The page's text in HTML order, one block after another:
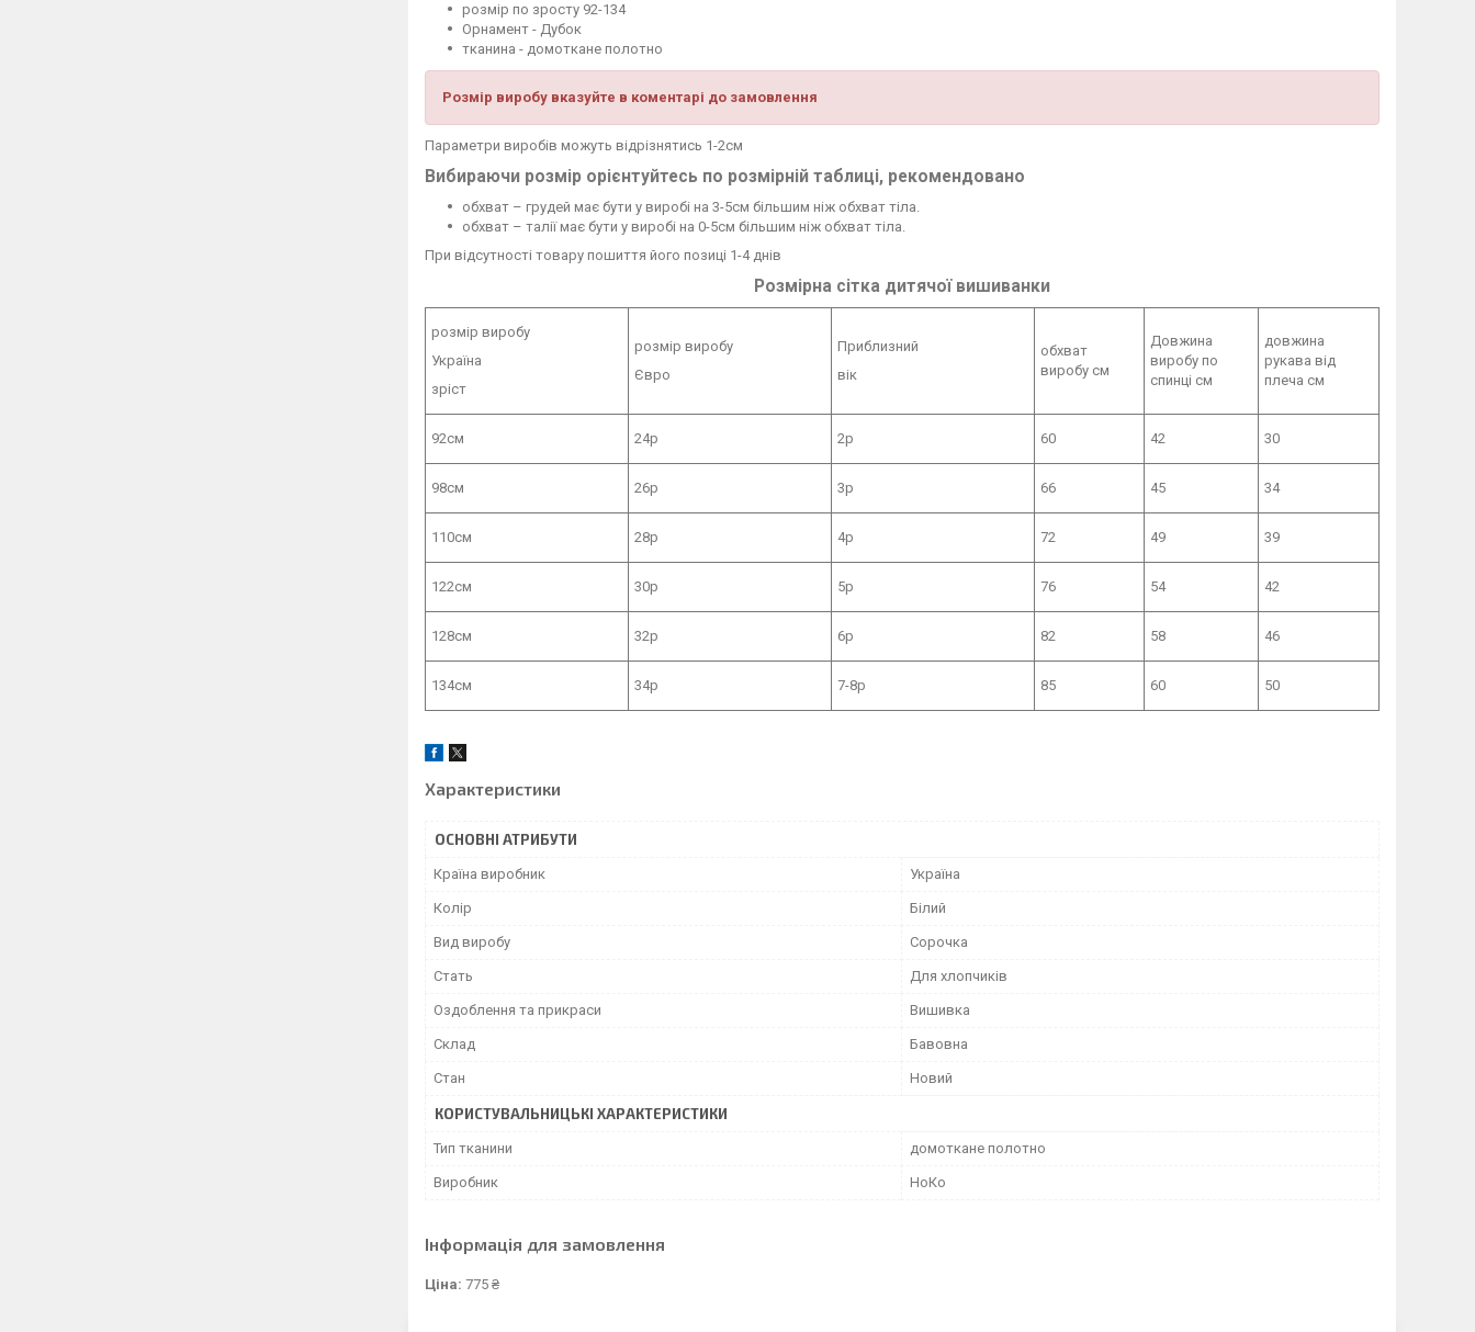
розмір по зросту 92-134
Орнамент - Дубок
тканина - домоткане полотно
Розмір виробу вказуйте в коментарі до замовлення
Параметри виробів можуть відрізнятись 1-2см
Вибираючи розмір орієнтуйтесь по розмірній таблиці, рекомендовано
обхват – грудей має бути у виробі на 3-5см більшим ніж обхват тіла.
обхват – талії має бути у виробі на 0-5см більшим ніж обхват тіла.
При відсутності товару пошиття його позиці 1-4 днів
Розмірна сітка дитячої вишиванки
розмір виробу
Україна
зріст
розмір виробу
Євро
Приблизний
вік
обхват
виробу см
Довжина
виробу по
спинці см
довжина
рукава від
плеча см
92см 24р 2р 60 42 30
98см 26р 3р 66 45 34
110см 28р 4р 72 49 39
122см 30р 5р 76 54 42
128см 32р 6р 82 58 46
134см 34р 7-8р 85 60 50
Характеристики
ОСНОВНІ АТРИБУТИ
Країна виробник Україна
Колір Білий
Вид виробу Сорочка
Стать Для хлопчиків
Оздоблення та прикраси Вишивка
Склад Бавовна
Стан Новий
КОРИСТУВАЛЬНИЦЬКІ ХАРАКТЕРИСТИКИ
Тип тканини домоткане полотно
Виробник НоКо
Інформація для замовлення
Ціна: 775 ₴